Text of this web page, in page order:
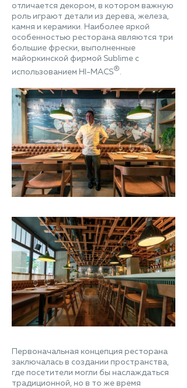
отличается декором, в котором важную
роль играют детали из дерева, железа,
камня и керамики. Наиболее яркой
особенностью ресторана являются три
большие фрески, выполненные
майоркинской фирмой Sublime с
использованием HI-MACS®
Первоначальная концепция ресторана
заключалась в создании пространства,
где посетители могли бы наслаждаться
традиционной, но в то же время